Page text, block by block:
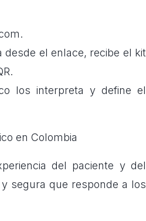
.
el enlace, recibe el kit
los interpreta y define el
en Colombia
del paciente y del
segura que responde a los